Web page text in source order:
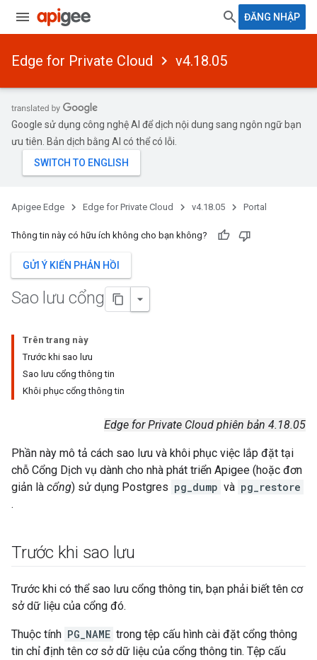
ĐĂNG NHẬP
Edge for Private Cloud v4.18.05
Google sử dụng công nghệ AI để dịch nội dung sang ngôn ngữ bạn
ưu tiên. Bản dịch bằng AI có thể có lỗi.
Apigee Edge Edge for Private Cloud v4.18.05 Portal
Thông tin này có hữu ích không cho bạn không?
GỬI Ý KIẾN PHẢN HỒI
Sao lưu cổng
Trên trang này
Trước khi sao lưu
Sao lưu cổng thông tin
Khôi phục cổng thông tin
Edge for Private Cloud phiên bản 4.18.05
Phần này mô tả cách sao lưu và khôi phục việc lắp đặt tại
chỗ Cổng Dịch vụ dành cho nhà phát triển Apigee (hoặc đơn
giản là cổng) sử dụng Postgres pg_dump và pg_restore
.
Trước khi sao lưu
Trước khi có thể sao lưu cổng thông tin, bạn phải biết tên cơ
sở dữ liệu của cổng đó.
Thuộc tính PG_NAME trong tệp cấu hình cài đặt cổng thông
tin chỉ định tên cơ sở dữ liệu của cổng thông tin. Tệp cấu